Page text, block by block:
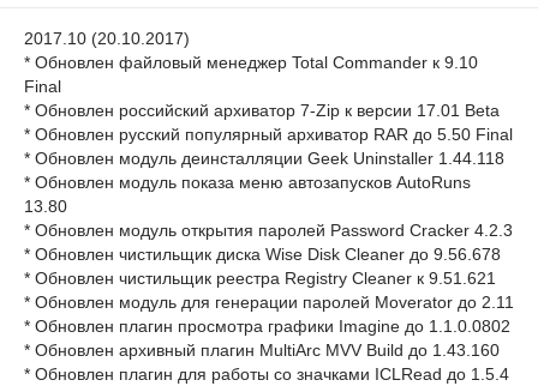
2017.10 (20.10.2017)
* Обновлен файловый менеджер Total Commander к 9.10
Final
* Обновлен российский архиватор 7-Zip к версии 17.01 Beta
* Обновлен русский популярный архиватор RAR до 5.50 Final
* Обновлен модуль деинсталляции Geek Uninstaller 1.44.118
* Обновлен модуль показа меню автозапусков AutoRuns
13.80
* Обновлен модуль открытия паролей Password Cracker 4.2.3
* Обновлен чистильщик диска Wise Disk Cleaner до 9.56.678
* Обновлен чистильщик реестра Registry Cleaner к 9.51.621
* Обновлен модуль для генерации паролей Moverator до 2.11
* Обновлен плагин просмотра графики Imagine до 1.1.0.0802
* Обновлен архивный плагин MultiArc MVV Build до 1.43.160
* Обновлен плагин для работы со значками ICLRead до 1.5.4